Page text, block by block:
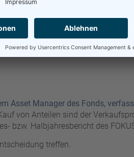
Asset Manager des Fonds,
von Anteilen sind der
Halbjahresbericht des
treffen.